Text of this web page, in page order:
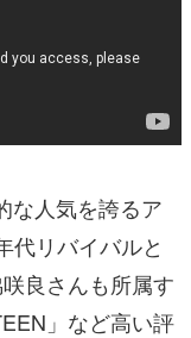
な人気を誇るア
代リバイバルと
良さんも所属す
」など高い評